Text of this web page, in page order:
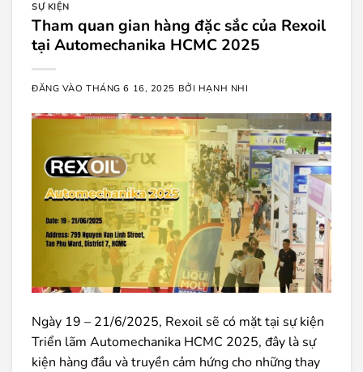
SỰ KIỆN
Tham quan gian hàng đặc sắc của Rexoil
tại Automechanika HCMC 2025
ĐĂNG VÀOTHÁNG 6 16, 2025 BỞI HẠNH NHI
Ngày 19 – 21/6/2025, Rexoil sẽ có mặt tại sự kiện
Triển lãm Automechanika HCMC 2025, đây là sự
kiện hàng đầu và truyền cảm hứng cho những thay